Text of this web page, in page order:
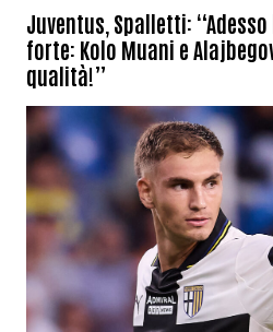
Juventus, Spalletti:
forte: Kolo Muani e
qualità!”